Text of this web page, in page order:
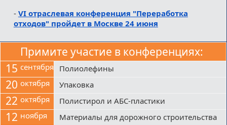
- VI отраслевая конференция "Переработка
отходов" пройдет в Москве 24 июня
Примите участие в конференциях:
15 сентября Полиолефины
20 октября Упаковка
22 октября Полистирол и АБС-пластики
12 ноября Материалы для дорожного строительства